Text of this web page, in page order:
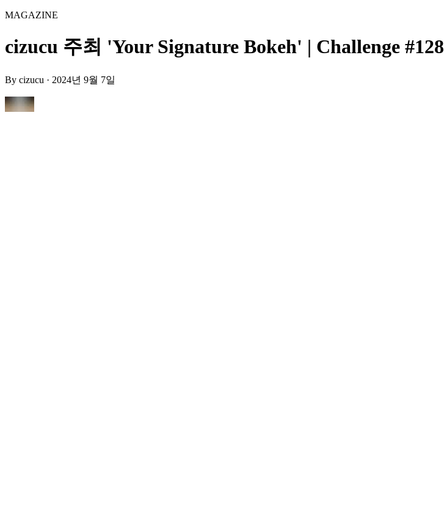
MAGAZINE
cizucu 주최 'Your Signature Bokeh' | Challenge #128
By cizucu · 2024년 9월 7일